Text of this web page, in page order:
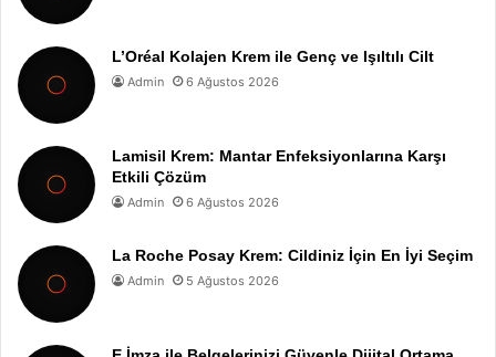
L’Oréal Kolajen Krem ile Genç ve Işıltılı Cilt
Admin 6 Ağustos 2026
Lamisil Krem: Mantar Enfeksiyonlarına Karşı
Etkili Çözüm
Admin 6 Ağustos 2026
La Roche Posay Krem: Cildiniz İçin En İyi Seçim
Admin 5 Ağustos 2026